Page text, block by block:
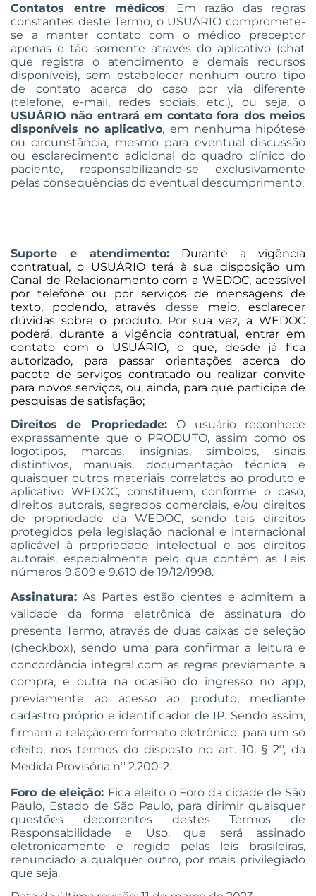
Contatos entre médicos: Em razão das regras
constantes deste Termo, o USUÁRIO compromete-
se a manter contato com o médico preceptor
apenas e tão somente através do aplicativo (chat
que registra o atendimento e demais recursos
disponíveis), sem estabelecer nenhum outro tipo
de contato acerca do caso por via diferente
(telefone, e-mail, redes sociais, etc.), ou seja, o
USUÁRIO não entrará em contato fora dos meios
disponíveis no aplicativo, em nenhuma hipótese
ou circunstância, mesmo para eventual discussão
ou esclarecimento adicional do quadro clínico do
paciente, responsabilizando-se exclusivamente
pelas consequências do eventual descumprimento.
Suporte e atendimento:
Durante a vigência
contratual, o USUÁRIO terá à sua disposição um
Canal de Relacionamento com a WEDOC, acessível
por telefone ou por serviços de mensagens de
texto, podendo, através desse meio, esclarecer
dúvidas sobre o produto. Porsua vez, a WEDOC
poderá, durante a vigência contratual, entrar em
contato com o USUÁRIO, o que, desde já fica
autorizado, para passar orientações acerca do
pacote de serviços contratado ou realizar convite
para novos serviços, ou, ainda, para que participe de
pesquisas de satisfação;
Direitos de Propriedade:
O usuário reconhece
expressamente que o PRODUTO, assim como os
logotipos, marcas, insígnias, símbolos, sinais
distintivos, manuais, documentação técnica e
quaisquer outros materiais correlatos ao produto e
aplicativo WEDOC, constituem, conforme o caso,
direitos autorais, segredos comerciais, e/ou direitos
de propriedade da WEDOC, sendo tais direitos
protegidos pela legislação nacional e internacional
aplicável à propriedade intelectual e aos direitos
autorais, especialmente pelo que contém as Leis
números 9.609 e 9.610 de 19/12/1998.
Assinatura: As Partes estão cientes e admitem a
validade da forma eletrônica de assinatura do
presente Termo, através de duas caixas de seleção
(checkbox), sendo uma para confirmar a leitura e
concordância integral com as regras previamente a
compra, e outra na ocasião do ingresso no app,
previamente ao acesso ao produto, mediante
cadastro próprio e identificador de IP. Sendo assim,
firmam a relação em formato eletrônico, para um só
efeito, nos termos do disposto no art. 10, § 2º, da
Medida Provisória nº 2.200-2.
Foro de eleição: Fica eleito o Foro da cidade de São
Paulo, Estado de São Paulo, para dirimir quaisquer
questões decorrentes destes Termos de
Responsabilidade e Uso, que será assinado
eletronicamente e regido pelas leis brasileiras,
renunciado a qualquer outro, por mais privilegiado
que seja.